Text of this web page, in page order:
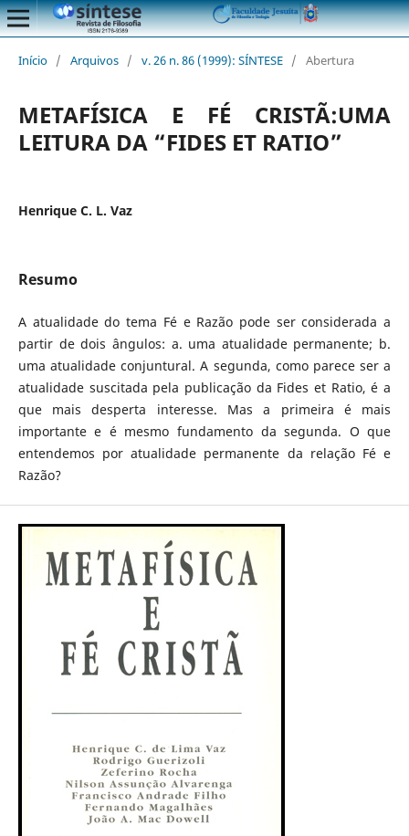
Início / Arquivos / v. 26 n. 86 (1999): SÍNTESE / Abertura
METAFÍSICA E FÉ CRISTÃ:UMA
LEITURA DA “FIDES ET RATIO”
Henrique C. L. Vaz
Resumo
A atualidade do tema Fé e Razão pode ser considerada a
partir de dois ângulos: a. uma atualidade permanente; b.
uma atualidade conjuntural. A segunda, como parece ser a
atualidade suscitada pela publicação da Fides et Ratio, é a
que mais desperta interesse. Mas a primeira é mais
importante e é mesmo fundamento da segunda. O que
entendemos por atualidade permanente da relação Fé e
Razão?